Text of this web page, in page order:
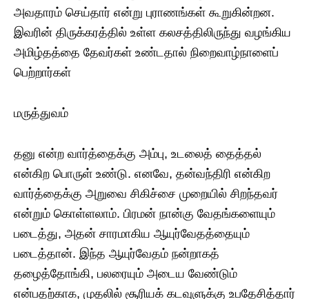
அவதாரம் செய்தார் என்று புராணங்கள் கூறுகின்றன.
இவரின் திருக்கரத்தில் உள்ள கலசத்திலிருந்து வழங்கிய
அமிழ்தத்தை தேவர்கள் உண்டதால் நிறைவாழ்நாளைப்
பெற்றார்கள்
மருத்துவம்
தனு என்ற வார்த்தைக்கு அம்பு, உடலைத் தைத்தல்
என்கிற பொருள் உண்டு. எனவே, தன்வந்திரி என்கிற
வார்த்தைக்கு அறுவை சிகிச்சை முறையில் சிறந்தவர்
என்றும் கொள்ளலாம். பிரமன் நான்கு வேதங்களையும்
படைத்து, அதன் சாரமாகிய ஆயுர்வேதத்தையும்
படைத்தான். இந்த ஆயுர்வேதம் நன்றாகத்
தழைத்தோங்கி, பலரையும் அடைய வேண்டும்
என்பதற்காக, முதலில் சூரியக் கடவுளுக்கு உபதேசித்தார்